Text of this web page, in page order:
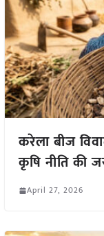
करेला बीज
कृषि नीति की
April 27, 2026